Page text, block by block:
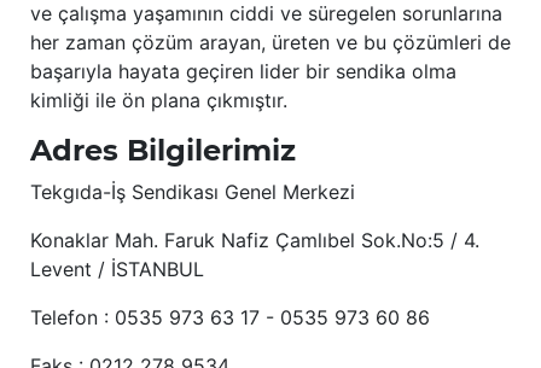
ve çalışma yaşamının ciddi ve süregelen sorunlarına
her zaman çözüm arayan, üreten ve bu çözümleri de
başarıyla hayata geçiren lider bir sendika olma
kimliği ile ön plana çıkmıştır.
Adres Bilgilerimiz
Tekgıda-İş Sendikası Genel Merkezi
Konaklar Mah. Faruk Nafiz Çamlıbel Sok.No:5 / 4.
Levent / İSTANBUL
Telefon : 0535 973 63 17 - 0535 973 60 86